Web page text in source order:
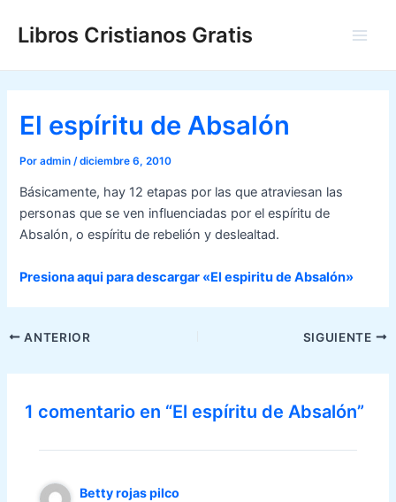
Libros Cristianos Gratis
El espíritu de Absalón
Poradmin /diciembre 6, 2010
Básicamente, hay 12 etapas por las que atraviesan las
personas que se ven influenciadas por el espíritu de
Absalón, o espíritu de rebelión y deslealtad.
Presiona aqui para descargar «El espiritu de Absalón»
Navegación
entradas
ANTERIOR SIGUIENTE
1 comentario en “El espíritu de Absalón”
Betty rojas pilco